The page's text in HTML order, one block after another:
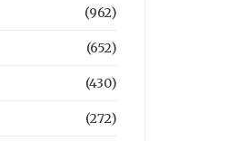
(962)
(652)
(430)
(272)